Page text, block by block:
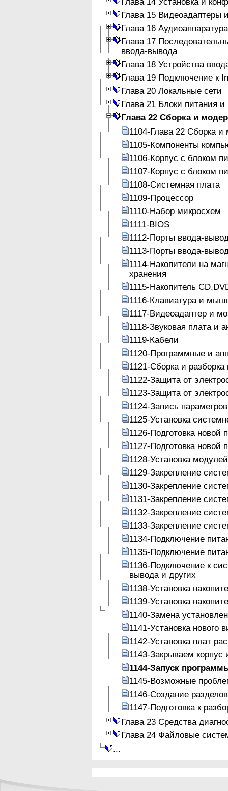
Глава 15 Видеоадаптеры
Глава 16 Аудиоаппаратура
Глава 17
ввода-вывода
Глава 18 Устройства
Глава 19 Подключение к
Глава 20 Локальные сети
Глава 21 Блоки питания и
Глава 22 Сборка и
1104-Глава 22 Сборка
1105-Компоненты
1106-Корпус с блоком
1107-Корпус с блоком
1108-Системная плата
1109-Процессор
1110-Набор микросхем
1111-BIOS
1112-Порты ввода-
1113-Порты ввода-
1114-Накопители на
хранения
1115-Накопитель
1116-Клавиатура и
1117-Видеоадаптер и
1118-Звуковая плата и
1119-Кабели
1120-Программные и
1121-Сборка и
1122-Защита от
1123-Защита от
1124-Запись
1125-Установка
1126-Подготовка новой
1127-Подготовка новой
1128-Установка
1129-Закрепление
1130-Закрепление
1131-Закрепление
1132-Закрепление
1133-Закрепление
1134-Подключение
1135-Подключение
1136-Подключение к
вывода и других
1138-Установка
1139-Установка
1140-Замена
1141-Установка нового
1142-Установка плат
1143-Закрываем
1144-Запуск
1145-Возможные
1146-Создание
1147-Подготовка к
Глава 23 Средства
Глава 24 Файловые